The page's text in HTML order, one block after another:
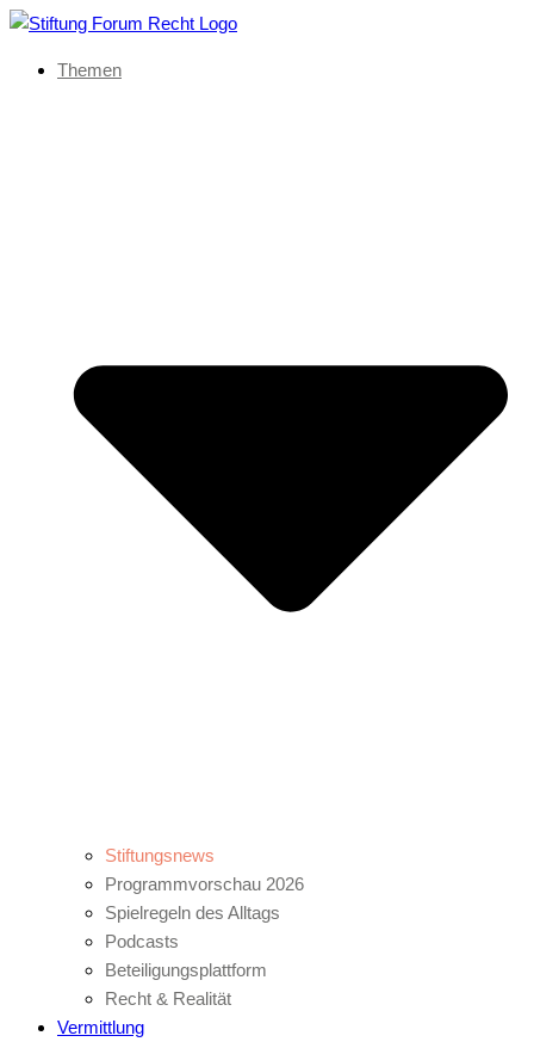
Themen
Stiftungsnews
Programmvorschau 2026
Spielregeln des Alltags
Podcasts
Beteiligungsplattform
Recht & Realität
Vermittlung